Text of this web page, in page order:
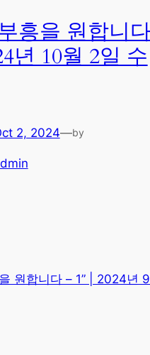
흥을 원합니
년 10월 2일 수
2, 2024—by